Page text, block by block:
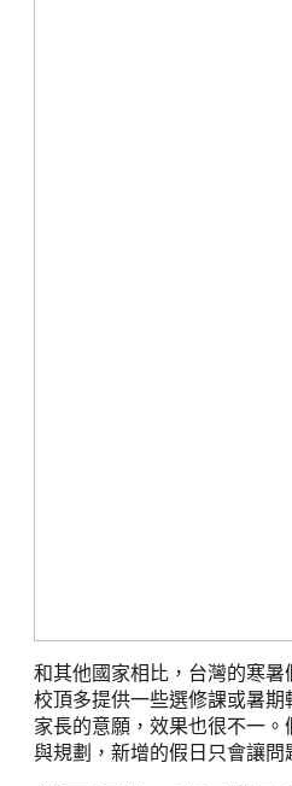
和其他國家相比，台灣的寒
校頂多提供一些選修課或暑期
家長的意願，效果也很不一
與規劃，新增的假日只會讓問